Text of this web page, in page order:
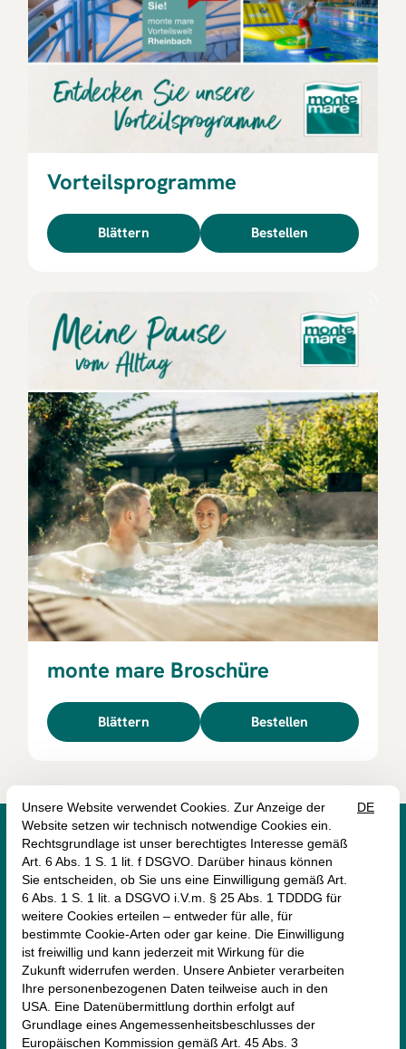
Vorteilsprogramme
Blättern Bestellen
monte mare Broschüre
Blättern Bestellen
   
monte mare Rheinbach
Münstereifeler Straße 69
53359 Rheinbach
+49 (2226) 9030 -0
rheinbach@monte-mare.de